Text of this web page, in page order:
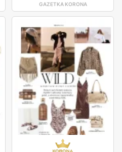
GAZETKA KORONA